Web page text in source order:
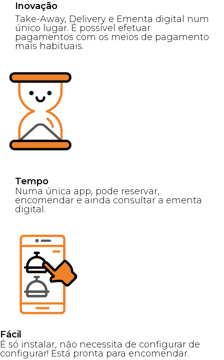
Inovação
Take-Away, Delivery e Ementa digital num
único lugar. É possivel efetuar
pagamentos com os meios de pagamento
mais habituais.
Tempo
Numa única app, pode reservar,
encomendar e ainda consultar a ementa
digital.
Fácil
É só instalar, não necessita de configurar de
configurar! Está pronta para encomendar.